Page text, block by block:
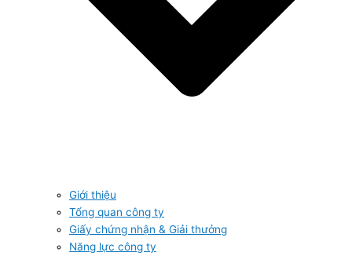
Giới thiệu
Tổng quan công ty
Giấy chứng nhận & Giải thưởng
Năng lực công ty